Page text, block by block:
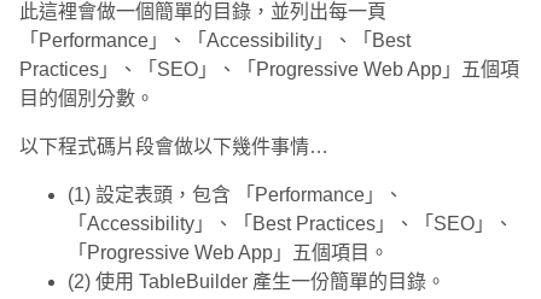
此這裡會做一個簡單的目錄，並列出每一頁
「Performance」、「Accessibility」、「Best
Practices」、「SEO」、「Progressive Web App」五個項
目的個別分數。
以下程式碼片段會做以下幾件事情…
(1) 設定表頭，包含 「Performance」、
「Accessibility」、「Best Practices」、「SEO」、
「Progressive Web App」五個項目。
(2) 使用 TableBuilder 產生一份簡單的目錄。